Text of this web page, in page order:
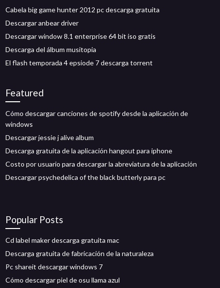
Cabela big game hunter 2012 pc descarga gratuita
Descargar anbear driver
Descargar window 8.1 enterprise 64 bit iso gratis
Descarga del álbum musitopia
El flash temporada 4 epsiode 7 descarga torrent
Featured
Cómo descargar canciones de spotify desde la aplicación de
windows
Descargar jessie j alive album
Descarga gratuita de la aplicación hangout para iphone
Costo por usuario para descargar la abreviatura de la aplicación
Descargar psychedelica of the black butterly para pc
Popular Posts
Cd label maker descarga gratuita mac
Descarga gratuita de fabricación de la naturaleza
Pc shareit descargar windows 7
Cómo descargar piel de osu llama azul